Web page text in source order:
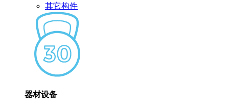
其它构件
器材设备